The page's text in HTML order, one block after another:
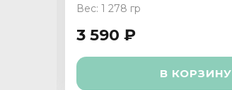
Вес: 1 278 гр
3 590 ₽
В КОРЗИНУ